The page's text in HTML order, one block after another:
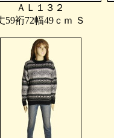
ＡＬ１３２
59裄72幅49ｃｍ Ｓ